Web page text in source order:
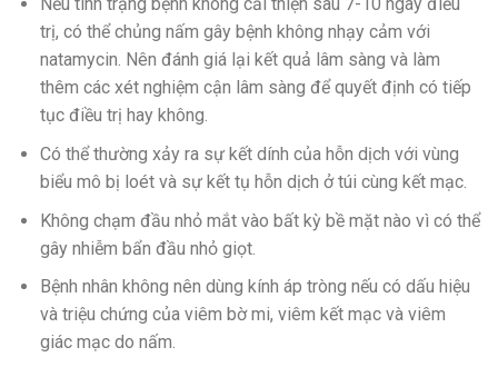
Nếu tình trạng bệnh không cải thiện sau 7-10 ngày điều
trị, có thể chủng nấm gây bệnh không nhạy cảm với
natamycin. Nên đánh giá lại kết quả lâm sàng và làm
thêm các xét nghiệm cận lâm sàng để quyết định có tiếp
tục điều trị hay không.
Có thể thường xảy ra sự kết dính của hỗn dịch với vùng
biểu mô bị loét và sự kết tụ hỗn dịch ở túi cùng kết mạc.
Không chạm đầu nhỏ mắt vào bất kỳ bề mặt nào vì có thể
gây nhiễm bẩn đầu nhỏ giọt.
Bệnh nhân không nên dùng kính áp tròng nếu có dấu hiệu
và triệu chứng của viêm bờ mi, viêm kết mạc và viêm
giác mạc do nấm.